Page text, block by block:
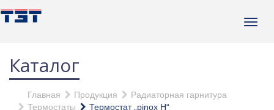
Каталог
Главная Продукция
Радиаторная гарнитура
Термостаты
Термостат „pinox H“